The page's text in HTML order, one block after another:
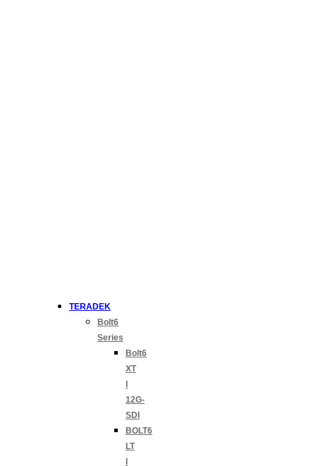
TERADEK
Bolt6
Series
Bolt6
XT
12G-
SDI
BOLT6
LT